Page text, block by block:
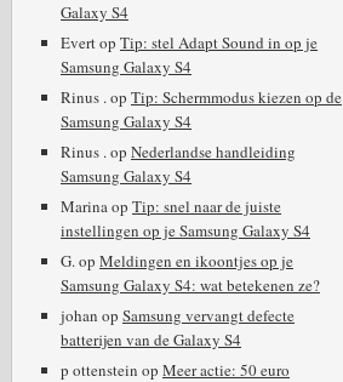
Galaxy S4
Evertop Tip: stel Adapt Sound in op je
Samsung Galaxy S4
Rinus .op Tip: Schermmodus kiezen op de
Samsung Galaxy S4
Rinus .op Nederlandse handleiding
Samsung Galaxy S4
Marinaop Tip: snel naar de juiste
instellingen op je Samsung Galaxy S4
G.op Meldingen en ikoontjes op je
Samsung Galaxy S4: wat betekenen ze?
johan op Samsung vervangt defecte
batterijen van de Galaxy S4
p ottenstein op Meer actie: 50 euro